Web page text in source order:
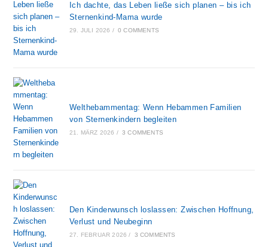
Ich dachte, das Leben ließe sich planen – bis ich
Sternenkind-Mama wurde
29. JULI 2026 / 0 COMMENTS
Welthebammentag: Wenn Hebammen Familien
von Sternenkindern begleiten
21. MÄRZ 2026 / 3 COMMENTS
Den Kinderwunsch loslassen: Zwischen Hoffnung,
Verlust und Neubeginn
27. FEBRUAR 2026 / 3 COMMENTS